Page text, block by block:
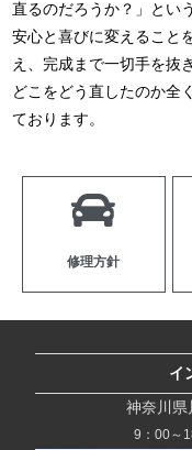
直るのだろうか？」とい
安心と喜びに変えること
え、完成まで一切手を抜
どこをどう直したのか全
ております。
修理方針
イ
神奈川県
9：00～